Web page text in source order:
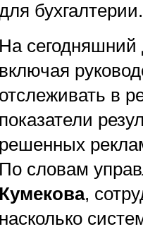
бухгалтерии.
На сегодняшний
включая
отслеживать в
показатели
решенных
По словам
Кумекова,
насколько